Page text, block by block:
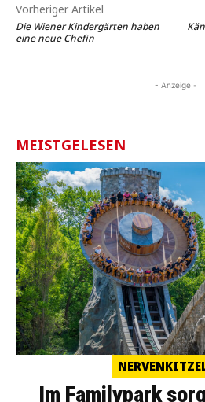
Vorheriger Artikel
Die Wiener Kindergärten haben
eine neue Chefin
- Anzeige -
MEISTGELESEN
Im Familypark